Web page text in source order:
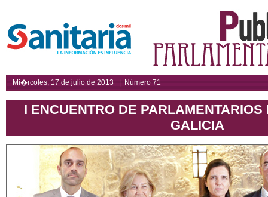
Mi�rcoles, 17 de julio de 2013 | Número 71
I ENCUENTRO DE
GALICIA